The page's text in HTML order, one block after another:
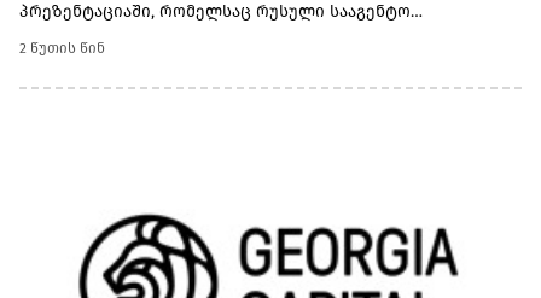
პრეზენტაციაში, რომელსაც რუსული სააგენტო
„ყაზმუნაიგაზმა“ ბაქო-თბილისი-ჯეიჰანის მილსადენით 1,3
მლნ ტონა ნავთობი გადაზიდა. შესაბამისად, 2026 წელს
აზერბაიჯანის, საქართველოსა და თურქეთის
ტერიტორიებზე და წარმოადგენს ერთ-ერთ მთავარ
ალტერნატიულ საექსპორტო მიმართულებას კასპიის
2 წუთის წინ